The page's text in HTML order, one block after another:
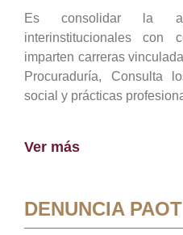
Es consolidar la
interinstitucionales con
imparten carreras
Procuraduría, Consulta
social y prácticas
Ver más
DENUNCIA PAOT